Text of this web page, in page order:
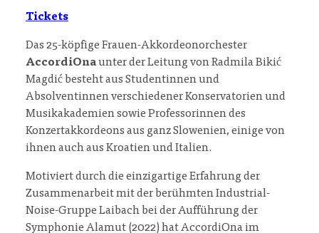
Tickets
Das 25-köpfige Frauen-Akkordeonorchester
AccordiOnaunter der Leitung von Radmila Bikić
Magdić besteht aus Studentinnen und
Absolventinnen verschiedener Konservatorien und
Musikakademien sowie Professorinnen des
Konzertakkordeons aus ganz Slowenien, einige von
ihnen auch aus Kroatien und Italien.
Motiviert durch die einzigartige Erfahrung der
Zusammenarbeit mit der berühmten Industrial-
Noise-Gruppe Laibach bei der Aufführung der
Symphonie Alamut (2022) hat AccordiOna im